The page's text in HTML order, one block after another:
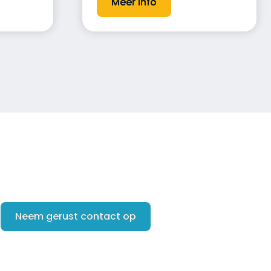
Neem gerust contact op